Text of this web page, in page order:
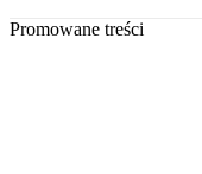
Promowane treści